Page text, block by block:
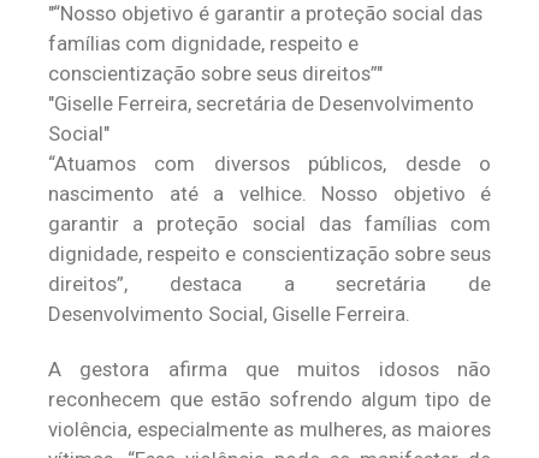
“Nosso objetivo é garantir a proteção social das
famílias com dignidade, respeito e
conscientização sobre seus direitos”
Giselle Ferreira, secretária de Desenvolvimento
Social
“Atuamos com diversos públicos, desde o
nascimento até a velhice. Nosso objetivo é
garantir a proteção social das famílias com
dignidade, respeito e conscientização sobre seus
direitos”, destaca a secretária de
Desenvolvimento Social, Giselle Ferreira.
A gestora afirma que muitos idosos não
reconhecem que estão sofrendo algum tipo de
violência, especialmente as mulheres, as maiores